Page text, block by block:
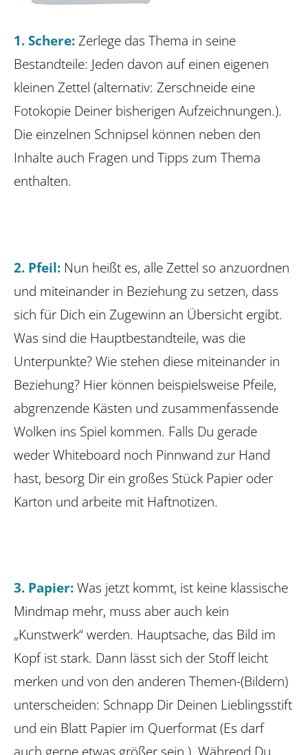
1. Schere:Zerlege das Thema in seine
Bestandteile: Jeden davon auf einen eigenen
kleinen Zettel (alternativ: Zerschneide eine
Fotokopie Deiner bisherigen Aufzeichnungen.).
Die einzelnen Schnipsel können neben den
Inhalte auch Fragen und Tipps zum Thema
enthalten.
2. Pfeil: Nun heißt es, alle Zettel so anzuordnen
und miteinander in Beziehung zu setzen, dass
sich für Dich ein Zugewinn an Übersicht ergibt.
Was sind die Hauptbestandteile, was die
Unterpunkte? Wie stehen diese miteinander in
Beziehung? Hier können beispielsweise Pfeile,
abgrenzende Kästen und zusammenfassende
Wolken ins Spiel kommen. Falls Du gerade
weder Whiteboard noch Pinnwand zur Hand
hast, besorg Dir ein großes Stück Papier oder
Karton und arbeite mit Haftnotizen.
3. Papier:Was jetzt kommt, ist keine klassische
Mindmap mehr, muss aber auch kein
„Kunstwerk“ werden. Hauptsache, das Bild im
Kopf ist stark. Dann lässt sich der Stoff leicht
merken und von den anderen Themen-(Bildern)
unterscheiden: Schnapp Dir Deinen Lieblingsstift
und ein Blatt Papier im Querformat (Es darf